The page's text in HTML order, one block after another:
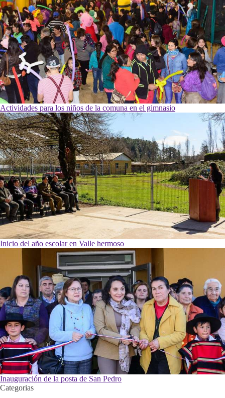
Actividades para los niños de la comuna en el gimnasio
Inicio del año escolar en Valle hermoso
Inauguración de la posta de San Pedro
Categorias